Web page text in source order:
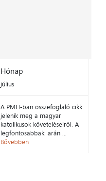
Hónap
július
A PMH-ban összefoglaló cikk
jelenik meg a magyar
katolikusok követeléseiről. A
legfontosabbak: arán ...
Bővebben